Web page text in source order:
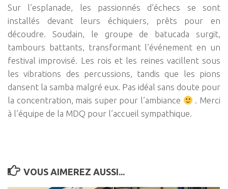
Sur l’esplanade, les passionnés d’échecs se sont
installés devant leurs échiquiers, prêts pour en
découdre. Soudain, le groupe de batucada surgit,
tambours battants, transformant l’événement en un
festival improvisé. Les rois et les reines vacillent sous
les vibrations des percussions, tandis que les pions
dansent la samba malgré eux. Pas idéal sans doute pour
la concentration, mais super pour l’ambiance
. Merci
à l’équipe de la MDQ pour l’accueil sympathique.
VOUS AIMEREZ AUSSI...